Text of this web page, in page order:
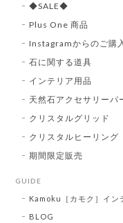
◆SALE◆
Plus One 商品
Instagramからのご購
石に関する道具
インテリア用品
天然石アクセサリーパ
クリスタルグリッド
クリスタルヒーリング
期間限定販売
GUIDE
Kamoku［カモク］イン
BLOG